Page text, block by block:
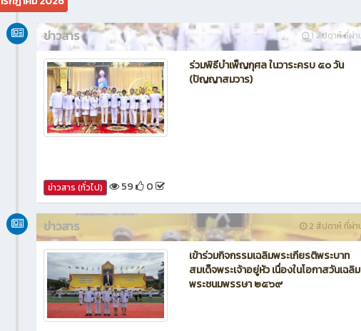
ข่าวสาร (ทั่วไป) 34 0
กรกฎาคม 2026
ข่าวสาร
ข่าวสาร (ทั่วไป) 59 0
ข่าวสาร